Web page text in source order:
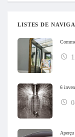
LISTES DE
6